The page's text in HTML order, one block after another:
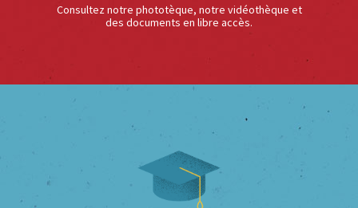
Consultez notre phototèque, notre vidéothèque et
des documents en libre accès.